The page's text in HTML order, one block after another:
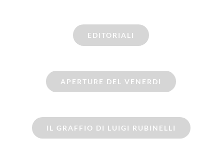
EDITORIALI
APERTURE DEL VENERDI
IL GRAFFIO DI LUIGI RUBINELLI